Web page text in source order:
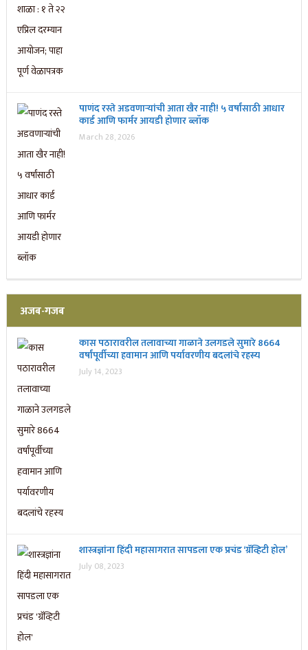
पाणंद रस्ते अडवणाऱ्यांची आता खैर नाही! ५ वर्षांसाठी आधार
कार्ड आणि फार्मर आयडी होणार ब्लॉक
March 28, 2026
अजब-गजब
कास पठारावरील तलावाच्या गाळाने उलगडले सुमारे 8664
वर्षांपूर्वीच्या हवामान आणि पर्यावरणीय बदलांचे रहस्य
July 14, 2023
शास्त्रज्ञांना हिंदी महासागरात सापडला एक प्रचंड ‘ग्रॅव्हिटी होल’
July 08, 2023